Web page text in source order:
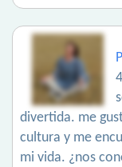
divertida. me
cultura y me
mi vida. ¿nos